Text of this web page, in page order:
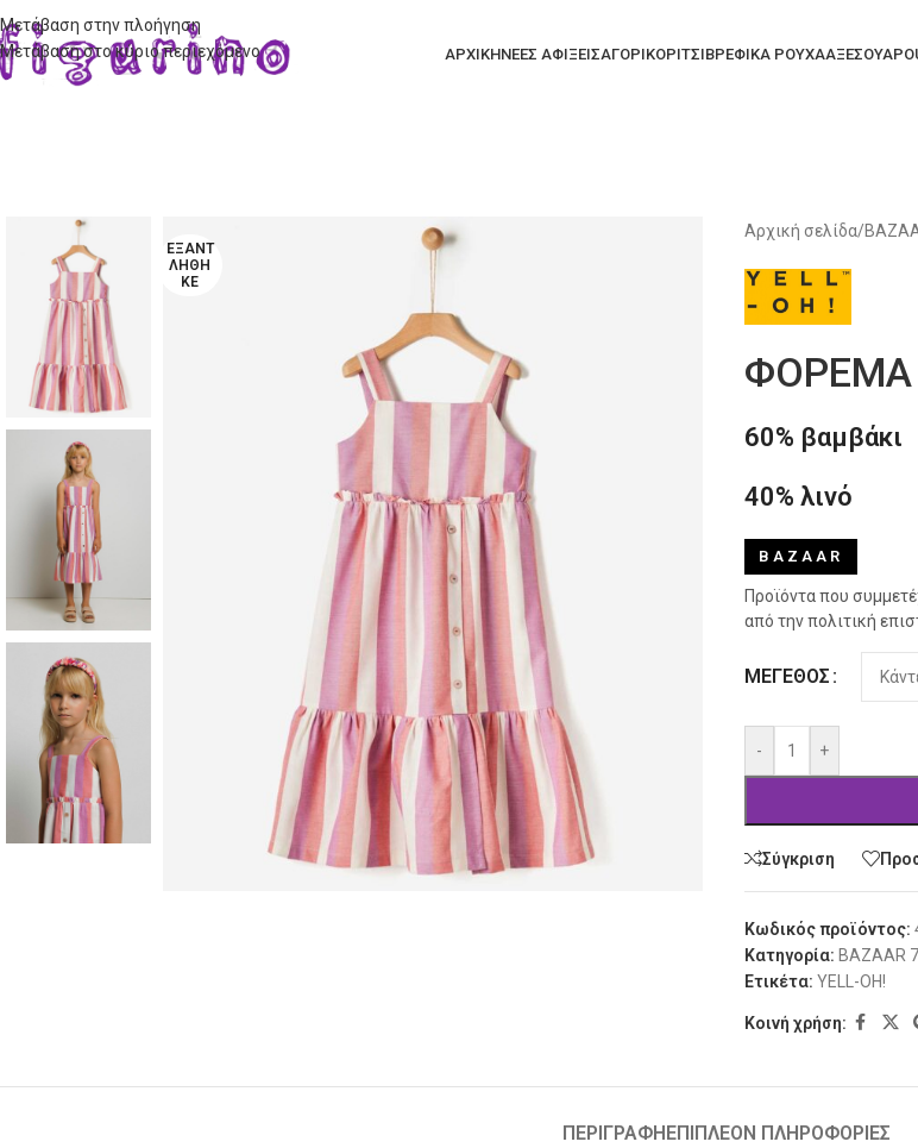
Μετάβαση στην πλοήγηση
Μετάβαση στο κύριο περιεχόμενο
ΑΡΧΙΚΗΝΕΕΣ ΑΦΙΞΕΙΣΑΓΟΡΙΚΟΡΙΤΣΙΒΡΕΦΙΚΑ ΡΟΥΧΑΑΞΕΣΟΥΑΡ
ΕΞΑΝΤ
ΛΉΘΗ
ΚΕ
Αρχική σελίδα/
ΦΟΡΕΜΑ
60% βαμβάκι
40% λινό
BAZAAR
Προϊόντα που
από την πολιτική
ΜΈΓΕΘΟΣ
- +
Alternative:
Σύγκριση
Κωδικός προϊόντος:
Κατηγορία: BAZAAR
Ετικέτα: YELL-OH!
Κοινή χρήση:
ΠΕΡΙΓΡΑΦΉ ΕΠΙΠΛΈΟΝ ΠΛΗΡΟΦΟΡΊΕΣ